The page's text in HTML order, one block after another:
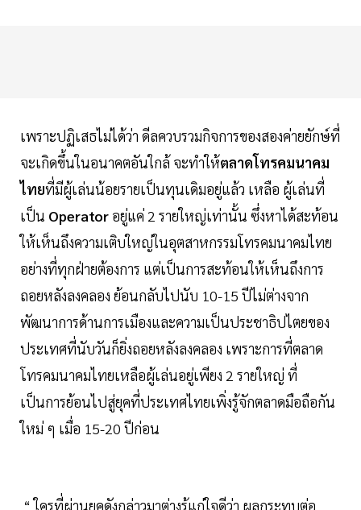
เพราะปฏิเสธไม่ได้ว่า ดีลควบรวมกิจการของสองค่ายยักษ์ที่
จะเกิดขึ้นในอนาคตอันใกล้ จะทำให้ตลาดโทรคมนาคม
ไทยที่มีผู้เล่นน้อยรายเป็นทุนเดิมอยู่แล้ว เหลือ ผู้เล่นที่
เป็น Operator อยู่แค่ 2 รายใหญ่เท่านั้น ซึ่งหาได้สะท้อน
ให้เห็นถึงความเติบใหญ่ในอุตสาหกรรมโทรคมนาคมไทย
อย่างที่ทุกฝ่ายต้องการ แต่เป็นการสะท้อนให้เห็นถึงการ
ถอยหลังลงคลอง ย้อนกลับไปนับ 10-15 ปีไม่ต่างจาก
พัฒนาการด้านการเมืองและความเป็นประชาธิปไตยของ
ประเทศที่นับวันก็ยิ่งถอยหลังลงคลอง เพราะการที่ตลาด
โทรคมนาคมไทยเหลือผู้เล่นอยู่เพียง 2 รายใหญ่ ที่
เป็นการย้อนไปสู่ยุคที่ประเทศไทยเพิ่งรู้จักตลาดมือถือกัน
ใหม่ ๆ เมื่อ 15-20 ปีก่อน
“ ใครที่ผ่านยุคดังกล่าวมาต่างรู้แก่ใจดีว่า ผลกระทบต่อ